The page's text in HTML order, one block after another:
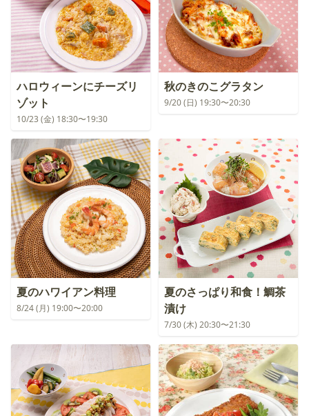
ハロウィーンにチーズリ
ゾット
10/23 (金) 18:30〜19:30
秋のきのこグラタン
9/20 (日) 19:30〜20:30
夏のハワイアン料理
8/24 (月) 19:00〜20:00
夏のさっぱり和食！鯛茶
漬け
7/30 (木) 20:30〜21:30